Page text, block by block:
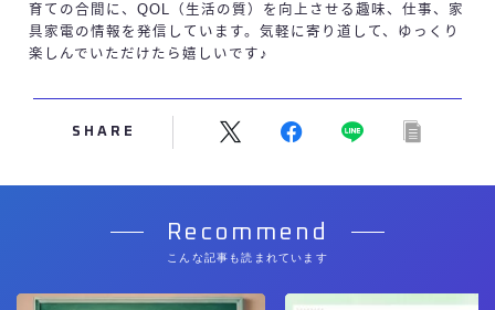
育ての合間に、QOL（生活の質）を向上させる趣味、仕事、家
具家電の情報を発信しています。気軽に寄り道して、ゆっくり
楽しんでいただけたら嬉しいです♪
SHARE
Recommend
こんな記事も読まれています